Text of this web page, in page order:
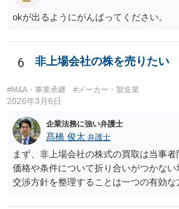
okが出るようにがんばってください。
6 非上場会社の株を売りたい
#M&A・事業承継 #メーカー・製造業
2026年3月6日
企業法務に強い弁護士
髙橋 俊太 弁護士
まず、非上場会社の株式の買取は当事者
価格や条件について折り合いがつかな
交渉方針を整理することは一つの有効